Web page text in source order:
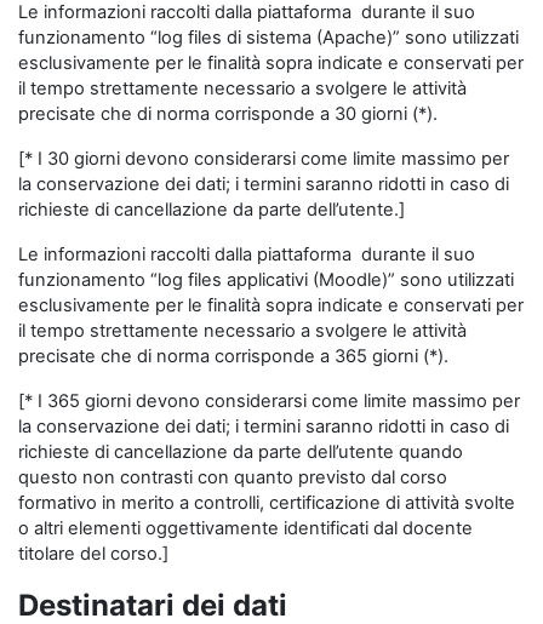
Le informazioni raccolti dalla piattaforma durante il suo
funzionamento “log files di sistema (Apache)” sono utilizzati
esclusivamente per le finalità sopra indicate e conservati per
il tempo strettamente necessario a svolgere le attività
precisate che di norma corrisponde a 30 giorni (*).
[* I 30 giorni devono considerarsi come limite massimo per
la conservazione dei dati; i termini saranno ridotti in caso di
richieste di cancellazione da parte dell’utente.]
Le informazioni raccolti dalla piattaforma durante il suo
funzionamento “log files applicativi (Moodle)” sono utilizzati
esclusivamente per le finalità sopra indicate e conservati per
il tempo strettamente necessario a svolgere le attività
precisate che di norma corrisponde a 365 giorni (*).
[* I 365 giorni devono considerarsi come limite massimo per
la conservazione dei dati; i termini saranno ridotti in caso di
richieste di cancellazione da parte dell’utente quando
questo non contrasti con quanto previsto dal corso
formativo in merito a controlli, certificazione di attività svolte
o altri elementi oggettivamente identificati dal docente
titolare del corso.]
Destinatari dei dati